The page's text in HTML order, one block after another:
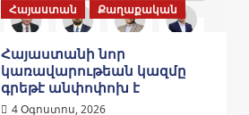
Հայաստան Քաղաքական
Հայաստանի նոր
կառավարութեան կազմը
գրեթէ անփոփոխ է
4 Օգոստոս, 2026